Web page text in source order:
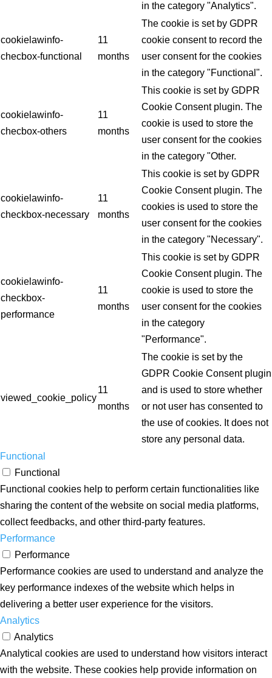
in the category "Analytics".
cookielawinfo-
checbox-functional
11
months
The cookie is set by GDPR
cookie consent to record the
user consent for the cookies
in the category "Functional".
cookielawinfo-
checbox-others
11
months
This cookie is set by GDPR
Cookie Consent plugin. The
cookie is used to store the
user consent for the cookies
in the category "Other.
cookielawinfo-
checkbox-necessary
11
months
This cookie is set by GDPR
Cookie Consent plugin. The
cookies is used to store the
user consent for the cookies
in the category "Necessary".
cookielawinfo-
checkbox-
performance
11
months
This cookie is set by GDPR
Cookie Consent plugin. The
cookie is used to store the
user consent for the cookies
in the category
"Performance".
viewed_cookie_policy
11
months
The cookie is set by the
GDPR Cookie Consent plugin
and is used to store whether
or not user has consented to
the use of cookies. It does not
store any personal data.
Functional
Functional
Functional cookies help to perform certain functionalities like
sharing the content of the website on social media platforms,
collect feedbacks, and other third-party features.
Performance
Performance
Performance cookies are used to understand and analyze the
key performance indexes of the website which helps in
delivering a better user experience for the visitors.
Analytics
Analytics
Analytical cookies are used to understand how visitors interact
with the website. These cookies help provide information on